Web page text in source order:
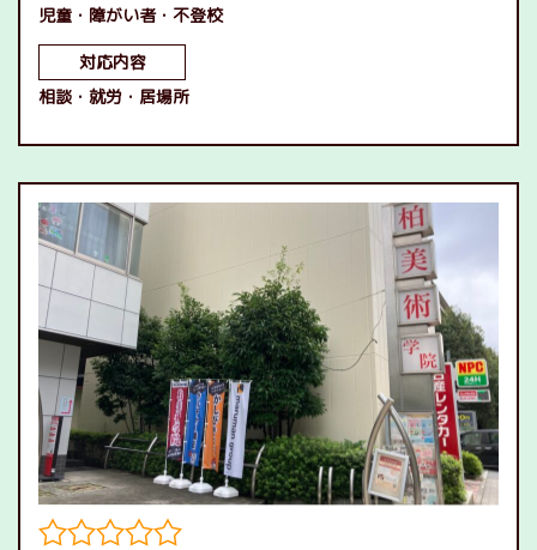
児童
障がい者 不登校
対応内容
相談
就労 居場所